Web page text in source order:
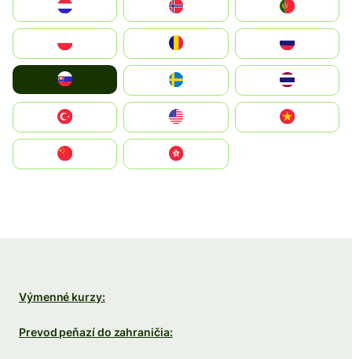
United States
中國香港特別行政區
Výmenné kurzy:
Prevod peňazí do zahraničia: